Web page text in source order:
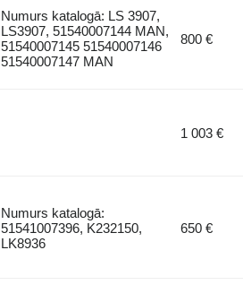
Numurs katalogā: LS 3907,
LS3907, 51540007144 MAN,
51540007145 51540007146
51540007147 MAN
800 €
1 003 €
Numurs katalogā:
51541007396, K232150,
LK8936
650 €